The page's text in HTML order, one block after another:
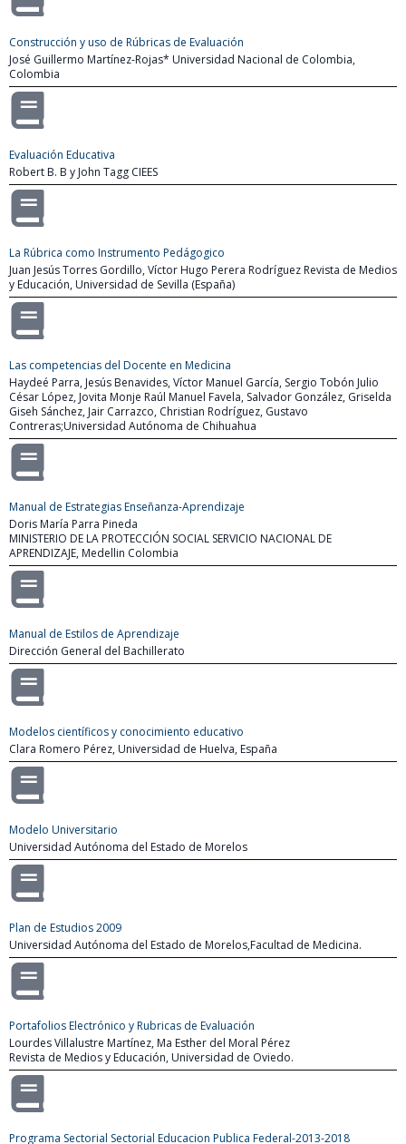
Construcción y uso de Rúbricas de Evaluación
José Guillermo Martínez-Rojas* Universidad Nacional de Colombia,
Colombia
Evaluación Educativa
Robert B. B y John Tagg CIEES
La Rúbrica como Instrumento Pedágogico
Juan Jesús Torres Gordillo, Víctor Hugo Perera Rodríguez Revista de Medios
y Educación, Universidad de Sevilla (España)
Las competencias del Docente en Medicina
Haydeé Parra, Jesús Benavides, Víctor Manuel García, Sergio Tobón Julio
César López, Jovita Monje Raúl Manuel Favela, Salvador González, Griselda
Giseh Sánchez, Jair Carrazco, Christian Rodríguez, Gustavo
Contreras;Universidad Autónoma de Chihuahua
Manual de Estrategias Enseñanza-Aprendizaje
Doris María Parra Pineda
MINISTERIO DE LA PROTECCIÓN SOCIAL SERVICIO NACIONAL DE
APRENDIZAJE, Medellin Colombia
Manual de Estilos de Aprendizaje
Dirección General del Bachillerato
Modelos científicos y conocimiento educativo
Clara Romero Pérez, Universidad de Huelva, España
Modelo Universitario
Universidad Autónoma del Estado de Morelos
Plan de Estudios 2009
Universidad Autónoma del Estado de Morelos,Facultad de Medicina.
Portafolios Electrónico y Rubricas de Evaluación
Lourdes Villalustre Martínez, Ma Esther del Moral Pérez
Revista de Medios y Educación, Universidad de Oviedo.
Programa Sectorial Sectorial Educacion Publica Federal-2013-2018